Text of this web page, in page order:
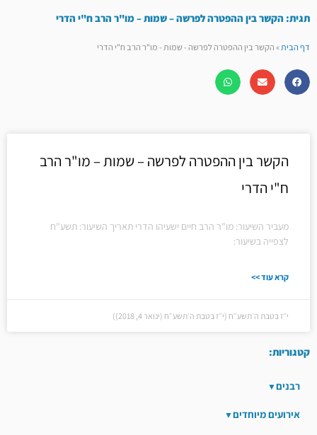
תגית: הקשר בין ההפטרה לפרשה – שמות – מו"ר הרב ח"י הדרי
דף הבית»הקשר בין ההפטרה לפרשה - שמות - מו"ר הרב ח"י הדרי
הקשר בין ההפטרה לפרשה – שמות – מו"ר הרב
ח"י הדרי
מעביר השיעור: מו"ר הרב חיים ישעיהו הדרי תאריך השיעור: תשע"ח
לצפייה בשיעור:
קרא עוד >>
י״ז בטבת ה׳תשע״ח (י״ז בטבת ה׳תשע״ח (ינואר 4, 2018))
קטגוריות:
רבנים
אירועים מיוחדים